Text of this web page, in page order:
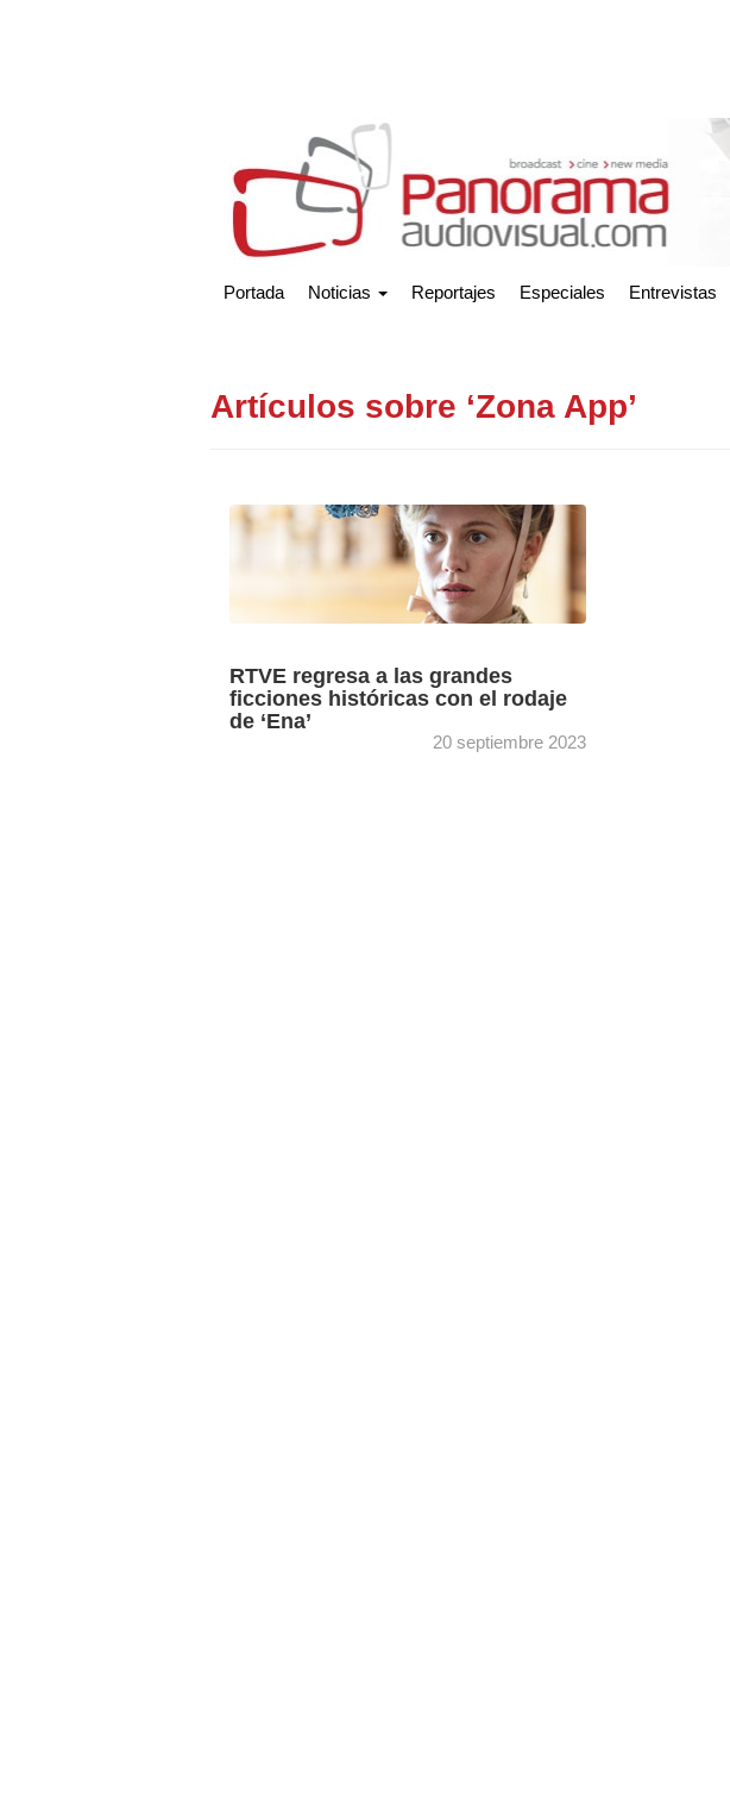
Portada Noticias Reportajes Especiales Entrevistas
Artículos sobre ‘Zona App’
RTVE regresa a las grandes
ficciones históricas con el rodaje
de ‘Ena’
20 septiembre 2023